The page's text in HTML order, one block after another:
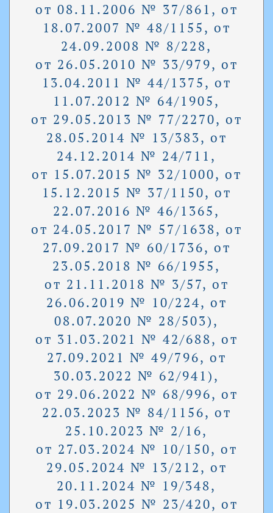
от 08.11.2006 № 37/861, от
18.07.2007 № 48/1155, от
24.09.2008 № 8/228,
от 26.05.2010 № 33/979, от
13.04.2011 № 44/1375, от
11.07.2012 № 64/1905,
от 29.05.2013 № 77/2270, от
28.05.2014 № 13/383, от
24.12.2014 № 24/711,
от 15.07.2015 № 32/1000, от
15.12.2015 № 37/1150, от
22.07.2016 № 46/1365,
от 24.05.2017 № 57/1638, от
27.09.2017 № 60/1736, от
23.05.2018 № 66/1955,
от 21.11.2018 № 3/57, от
26.06.2019 № 10/224, от
08.07.2020 № 28/503),
от 31.03.2021 № 42/688, от
27.09.2021 № 49/796, от
30.03.2022 № 62/941),
от 29.06.2022 № 68/996, от
22.03.2023 № 84/1156, от
25.10.2023 № 2/16,
от 27.03.2024 № 10/150, от
29.05.2024 № 13/212, от
20.11.2024 № 19/348,
от 19.03.2025 № 23/420, от